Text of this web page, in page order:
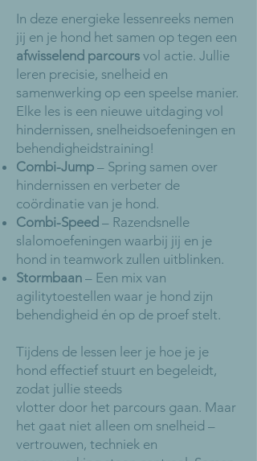
In deze energieke lessenreeks nemen
jij en je hond het samen op tegen een
afwisselend parcours vol actie. Jullie
leren precisie, snelheid en
samenwerking op een speelse manier.
Elke les is een nieuwe uitdaging vol
hindernissen, snelheidsoefeningen en
behendigheidstraining!
Combi-Jump – Spring samen over
hindernissen en verbeter de
coördinatie van je hond.
Combi-Speed – Razendsnelle
slalomoefeningen waarbij jij en je
hond in teamwork zullen uitblinken.
Stormbaan – Een mix van
agilitytoestellen waar je hond zijn
behendigheid én op de proef stelt.
Tijdens de lessen leer je hoe je je
hond effectief stuurt en begeleidt,
zodat jullie steeds
vlotter door het parcours gaan. Maar
het gaat niet alleen om snelheid –
vertrouwen, techniek en